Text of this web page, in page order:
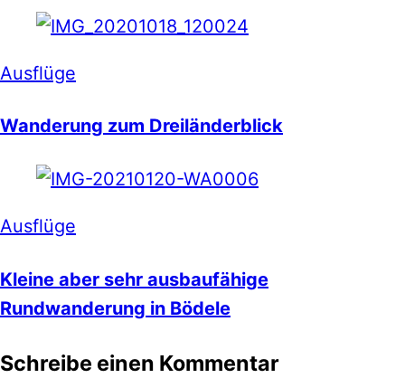
Ausflüge
Wanderung zum Dreiländerblick
Ausflüge
Kleine aber sehr ausbaufähige
Rundwanderung in Bödele
Schreibe einen Kommentar